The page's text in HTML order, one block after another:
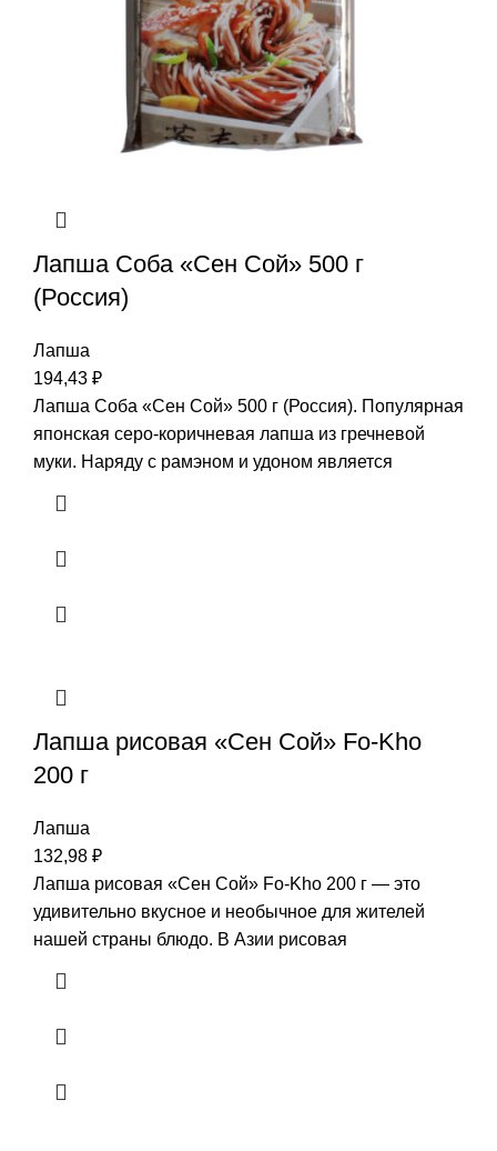
Лапша Соба «Сен Сой» 500 г
(Россия)
Лапша
194,43 ₽
Лапша Соба «Сен Сой» 500 г (Россия). Популярная
японская серо-коричневая лапша из гречневой
муки. Наряду с рамэном и удоном является
Лапша рисовая «Сен Сой» Fo-Kho
200 г
Лапша
132,98 ₽
Лапша рисовая «Сен Сой» Fo-Kho 200 г — это
удивительно вкусное и необычное для жителей
нашей страны блюдо. В Азии рисовая